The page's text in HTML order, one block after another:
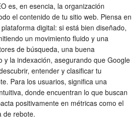
es, en esencia, la organización
el contenido de tu sitio web. Piensa en
digital: si está bien diseñado,
un movimiento fluido y una
de búsqueda, una buena
y la indexación, asegurando que Google
entender y clasificar tu
Para los usuarios, significa una
donde encuentran lo que buscan
positivamente en métricas como el
de rebote.